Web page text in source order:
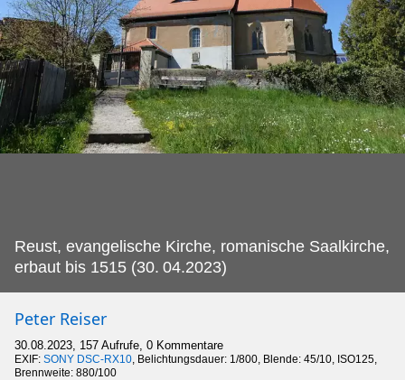
Reust, evangelische Kirche, romanische Saalkirche,
erbaut bis 1515 (30. 04.2023)
Peter Reiser
30.08.2023, 157 Aufrufe, 0 Kommentare
EXIF: SONY DSC-RX10, Belichtungsdauer: 1/800, Blende: 45/10, ISO125,
Brennweite: 880/100